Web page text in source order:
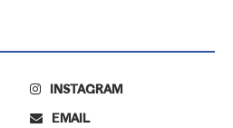
INSTAGRAM
EMAIL